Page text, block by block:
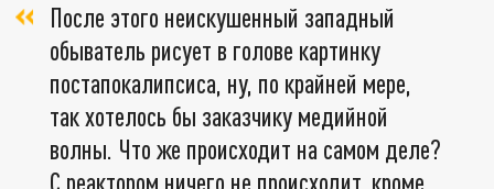
После этого неискушенный западный
обыватель рисует в голове картинку
постапокалипсиса, ну, по крайней мере,
так хотелось бы заказчику медийной
волны. Что же происходит на самом деле?
С реактором ничего не происходит, кроме